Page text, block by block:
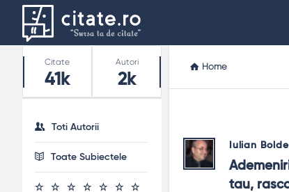
Home
Iulian
tau,
Stats
Citate
41k
Autori
2k
Toti Autorii
Toate Subiectele